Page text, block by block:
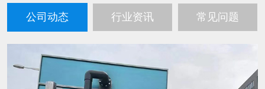
公司动态 行业资讯 常见问题